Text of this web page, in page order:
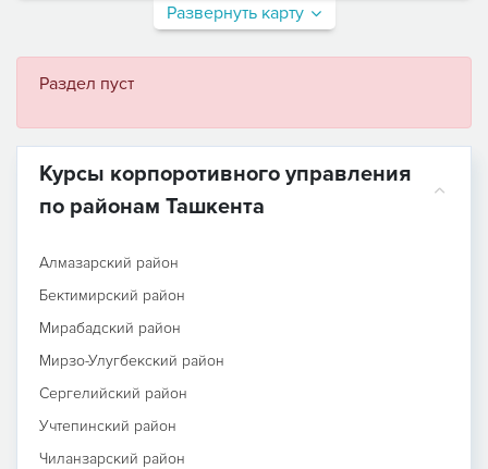
Развернуть карту
Раздел пуст
Курсы корпоротивного управления
по районам Ташкента
Алмазарский район
Бектимирский район
Мирабадский район
Мирзо-Улугбекский район
Сергелийский район
Учтепинский район
Чиланзарский район